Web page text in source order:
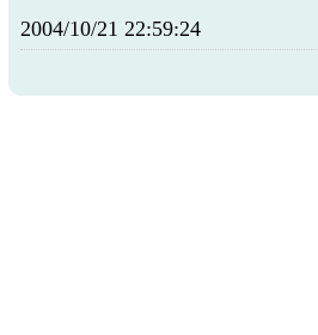
2004/10/21 22:59:24